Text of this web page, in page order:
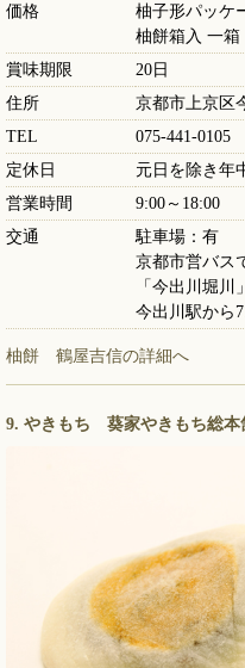
価格
柚子形パッ
柚餅箱入 一箱
賞味期限
20日
住所
京都市上京区
TEL
075-441-0105
定休日
元日を除き年
営業時間
9:00～18:00
交通
駐車場：有
京都市営バス
「今出川堀
今出川駅から
柚餅 鶴屋吉信の詳細へ
9. やきもち 葵家やきもち総本